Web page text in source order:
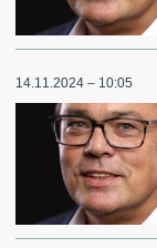
14.11.2024 – 10:05